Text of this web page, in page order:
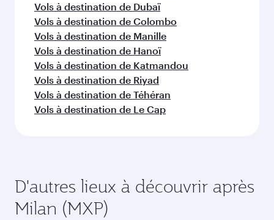
Vols à destination de Dubaï
Vols à destination de Colombo
Vols à destination de Manille
Vols à destination de Hanoï
Vols à destination de Katmandou
Vols à destination de Riyad
Vols à destination de Téhéran
Vols à destination de Le Cap
D'autres lieux à découvrir après
Milan (MXP)